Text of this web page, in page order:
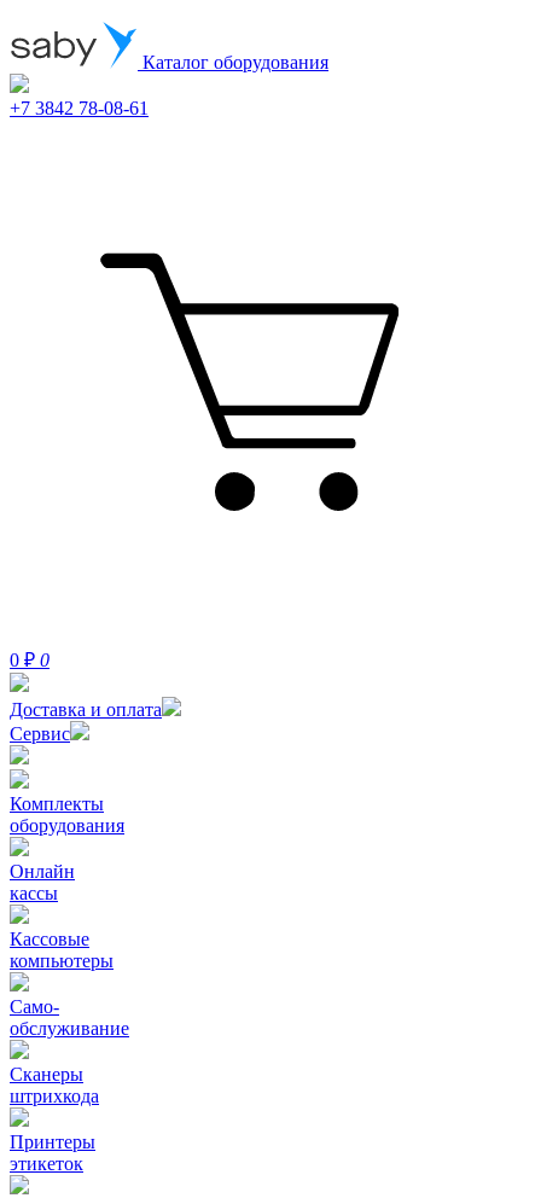
Каталог оборудования
+7 3842 78-08-61
0 ₽ 0
Доставка и оплата
Сервис
Комплекты
оборудования
Онлайн
кассы
Кассовые
компьютеры
Само-
обслуживание
Сканеры
штрихкода
Принтеры
этикеток